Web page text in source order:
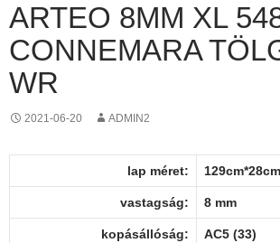
ARTEO 8MM XL
CONNEMARA
WR
2021-06-20 ADMIN2
lap méret: 129cm*28cm
vastagság: 8 mm
kopásállóság: AC5 (33)